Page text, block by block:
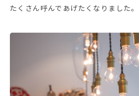
たくさん呼んであげたくなりました。